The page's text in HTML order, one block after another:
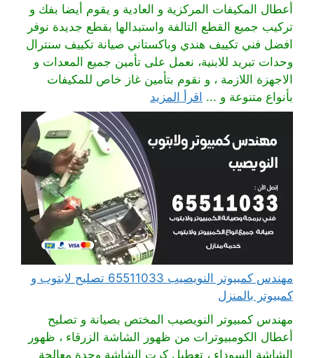
أعطال المكيفات المركزية و العادية و يقوم أيضا بفك و
تركيب جميع القطع التالفة واستبدالها بقطع جديدة نوفر
افضل فني تكييف هندي وباكستاني صيانة تكييف سنترال
وحدات تبريد للابنية، نعمل على تأمين جميع المعدات و
الاجهزة اللازمة ، و نقوم بتأمين غاز خاص للمكيفات
بأنواع متنوعة و ... اقرأ المزيد
مهندس كمبيوتر النويصيب 65511033 تصليح لابتوب و
كمبيوتر بالمنزل
مهندس كمبيوتر النويصيب المختص بصيانة و تصليح
أعطال الكومبيوترات من ظهور الشاشة الزرقاء ، ظهور
الشاشة السوداء ، تعطيل كرت الشاشة وحدة معالجة